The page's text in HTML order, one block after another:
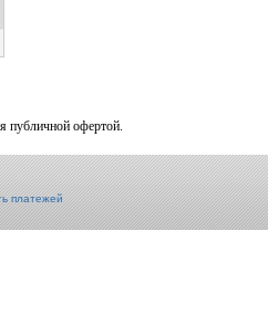
публичной офертой.
платежей